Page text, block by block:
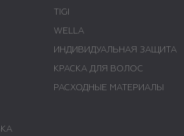
TIGI
WELLA
ИНДИВИДУАЛЬНАЯ ЗАЩИТА
КРАСКА ДЛЯ ВОЛОС
РАСХОДНЫЕ МАТЕРИАЛЫ